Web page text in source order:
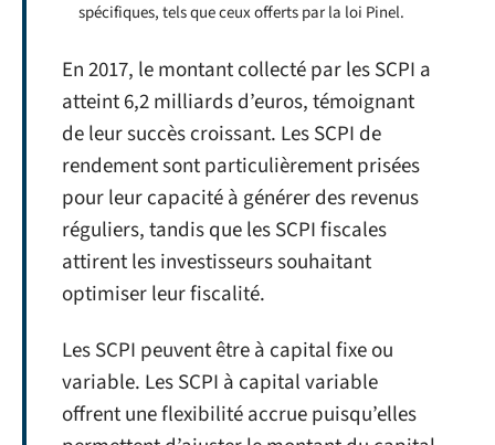
spécifiques, tels que ceux offerts par la loi Pinel.
En 2017, le montant collecté par les SCPI a
atteint 6,2 milliards d’euros, témoignant
de leur succès croissant. Les SCPI de
rendement sont particulièrement prisées
pour leur capacité à générer des revenus
réguliers, tandis que les SCPI fiscales
attirent les investisseurs souhaitant
optimiser leur fiscalité.
Les SCPI peuvent être à capital fixe ou
variable. Les SCPI à capital variable
offrent une flexibilité accrue puisqu’elles